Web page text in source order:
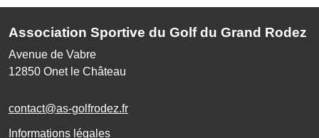
Association Sportive du Golf du Grand Rodez
Avenue de Vabre
12850 Onet le Château
contact@as-golfrodez.fr
Informations légales